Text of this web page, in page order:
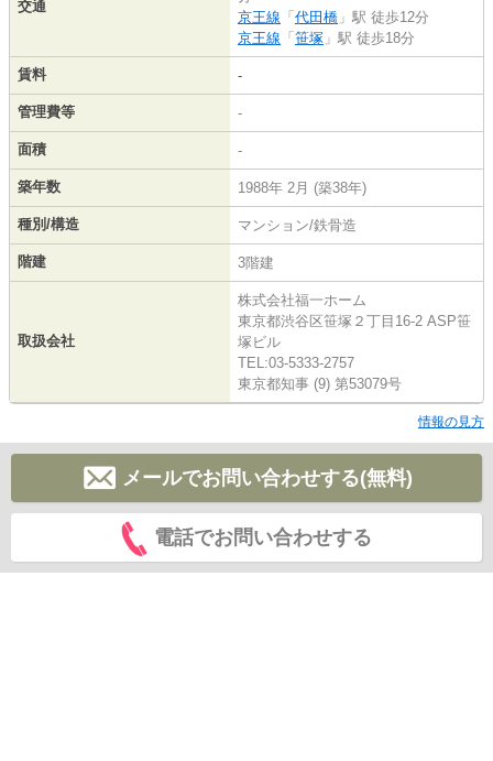
交通
京王線 「 代田橋 」駅 徒歩12分
京王線 「 笹塚 」駅 徒歩18分
賃料 -
管理費等 -
面積 -
築年数 1988年 2月 (築38年)
種別/構造 マンション/鉄骨造
階建 3階建
取扱会社
株式会社福一ホーム
東京都渋谷区笹塚２丁目16-2 ASP笹
塚ビル
TEL:03-5333-2757
東京都知事 (9) 第53079号
情報の見方
メールでお問い合わせする(無料)
電話でお問い合わせする